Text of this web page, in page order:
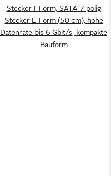
Stecker I-Form, SATA 7-polig
Stecker L-Form (50 cm), hohe
Datenrate bis 6 Gbit/s, kompakte
Bauform